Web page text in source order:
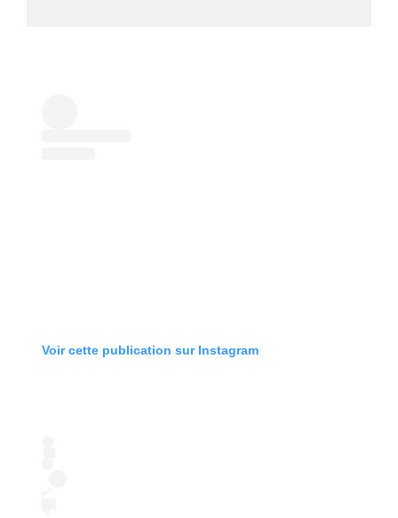
Voir cette publication sur Instagram